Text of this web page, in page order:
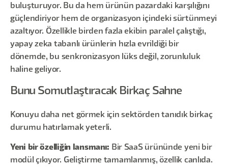
buluşturuyor. Bu da hem ürünün pazardaki karşılığını
güçlendiriyor hem de organizasyon içindeki sürtünmeyi
azaltıyor. Özellikle birden fazla ekibin paralel çalıştığı,
yapay zeka tabanlı ürünlerin hızla evrildiği bir
dönemde, bu senkronizasyon lüks değil, zorunluluk
haline geliyor.
Bunu Somutlaştıracak Birkaç Sahne
Konuyu daha net görmek için sektörden tanıdık birkaç
durumu hatırlamak yeterli.
Yeni bir özelliğin lansmanı: Bir SaaS ürününde yeni bir
modül çıkıyor. Geliştirme tamamlanmış, özellik canlıda.